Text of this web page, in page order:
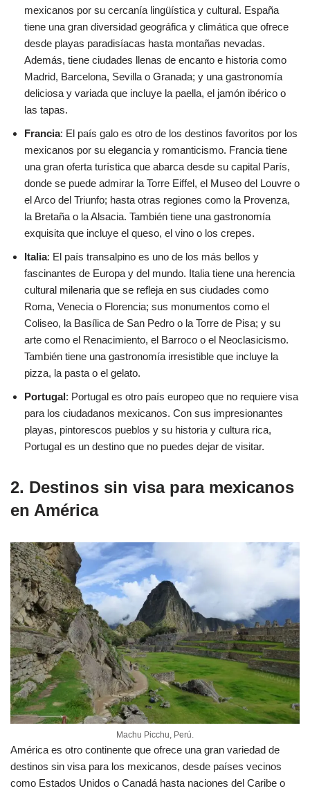
mexicanos por su cercanía lingüística y cultural. España
tiene una gran diversidad geográfica y climática que ofrece
desde playas paradisíacas hasta montañas nevadas.
Además, tiene ciudades llenas de encanto e historia como
Madrid, Barcelona, Sevilla o Granada; y una gastronomía
deliciosa y variada que incluye la paella, el jamón ibérico o
las tapas.
Francia: El país galo es otro de los destinos favoritos por los
mexicanos por su elegancia y romanticismo. Francia tiene
una gran oferta turística que abarca desde su capital París,
donde se puede admirar la Torre Eiffel, el Museo del Louvre o
el Arco del Triunfo; hasta otras regiones como la Provenza,
la Bretaña o la Alsacia. También tiene una gastronomía
exquisita que incluye el queso, el vino o los crepes.
Italia: El país transalpino es uno de los más bellos y
fascinantes de Europa y del mundo. Italia tiene una herencia
cultural milenaria que se refleja en sus ciudades como
Roma, Venecia o Florencia; sus monumentos como el
Coliseo, la Basílica de San Pedro o la Torre de Pisa; y su
arte como el Renacimiento, el Barroco o el Neoclasicismo.
También tiene una gastronomía irresistible que incluye la
pizza, la pasta o el gelato.
Portugal: Portugal es otro país europeo que no requiere visa
para los ciudadanos mexicanos. Con sus impresionantes
playas, pintorescos pueblos y su historia y cultura rica,
Portugal es un destino que no puedes dejar de visitar.
2. Destinos sin visa para mexicanos
en América
Machu Picchu, Perú.
América es otro continente que ofrece una gran variedad de
destinos sin visa para los mexicanos, desde países vecinos
como Estados Unidos o Canadá hasta naciones del Caribe o